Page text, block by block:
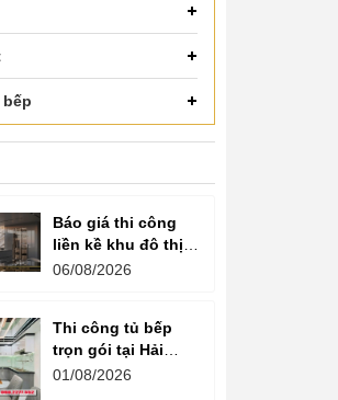
Báo giá thi công
liền kề khu đô thị
văn phú hà đông
06/08/2026
Thi công tủ bếp
trọn gói tại Hải
Dương cam kết
01/08/2026